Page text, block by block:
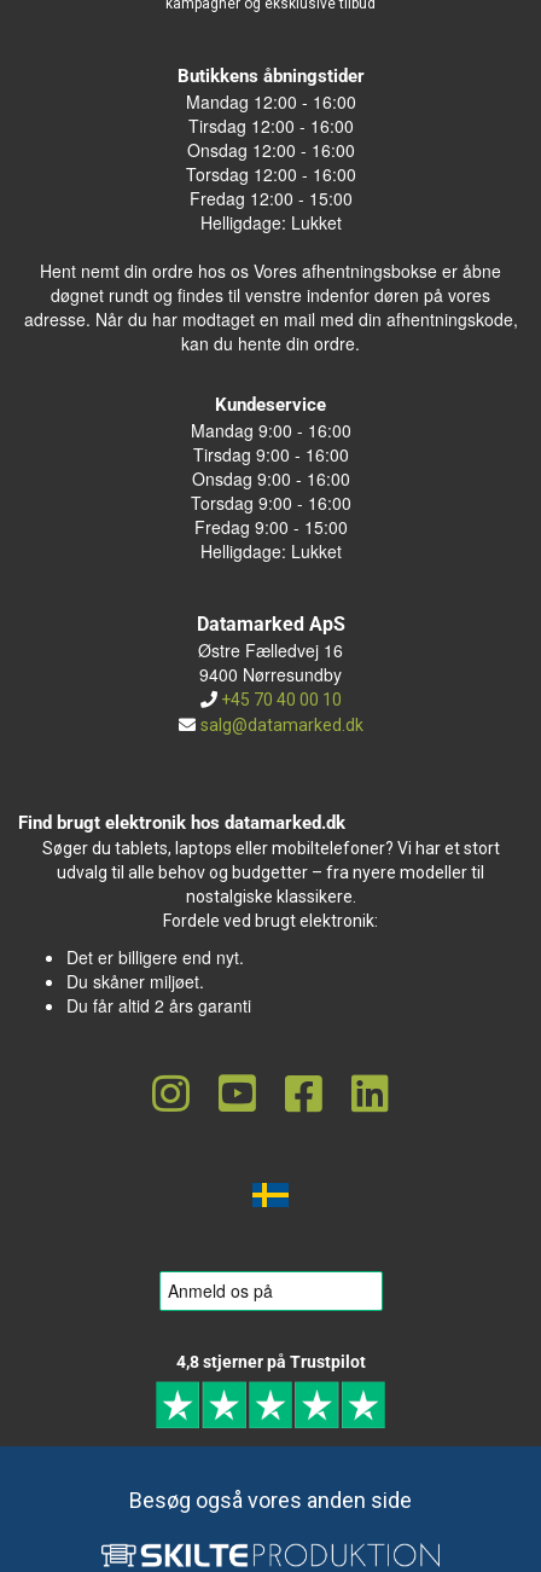
kampagner og eksklusive tilbud
Butikkens åbningstider
Mandag 12:00 - 16:00
Tirsdag 12:00 - 16:00
Onsdag 12:00 - 16:00
Torsdag 12:00 - 16:00
Fredag 12:00 - 15:00
Helligdage: Lukket
Hent nemt din ordre hos os Vores afhentningsbokse er åbne
døgnet rundt og findes til venstre indenfor døren på vores
adresse. Når du har modtaget en mail med din afhentningskode,
kan du hente din ordre.
Kundeservice
Mandag 9:00 - 16:00
Tirsdag 9:00 - 16:00
Onsdag 9:00 - 16:00
Torsdag 9:00 - 16:00
Fredag 9:00 - 15:00
Helligdage: Lukket
Datamarked ApS
Østre Fælledvej 16
9400 Nørresundby
+45 70 40 00 10
salg@datamarked.dk
Find brugt elektronik hos datamarked.dk
Søger du tablets, laptops eller mobiltelefoner? Vi har et stort
udvalg til alle behov og budgetter – fra nyere modeller til
nostalgiske klassikere.
Fordele ved brugt elektronik:
Det er billigere end nyt.
Du skåner miljøet.
Du får altid 2 års garanti
4,8 stjerner på Trustpilot
Besøg også vores anden side